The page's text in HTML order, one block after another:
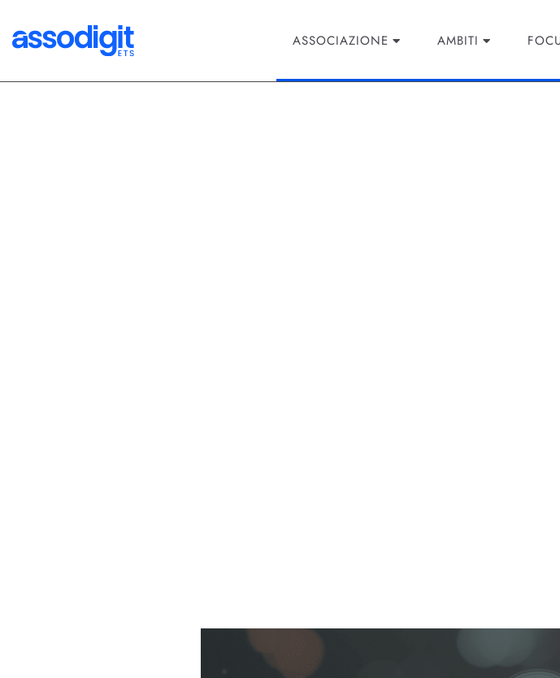
ASSOCIAZIONE AMBITI